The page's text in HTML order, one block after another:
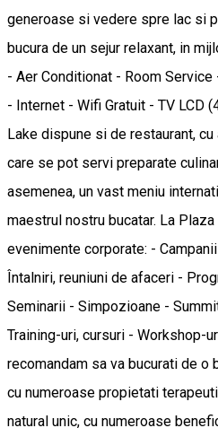
generoase si vedere spre lac si
bucura de un sejur relaxant, in
- Aer Conditionat - Room
- Internet - Wifi Gratuit - TV LCD
Lake dispune si de restaurant,
care se pot servi preparate
asemenea, un vast meniu
maestrul nostru bucatar. La
evenimente corporate: -
Întalniri, reuniuni de afaceri -
Seminarii - Simpozioane -
Training-uri, cursuri - Workshop-
recomandam sa va bucurati de o
cu numeroase propietati
natural unic, cu numeroase